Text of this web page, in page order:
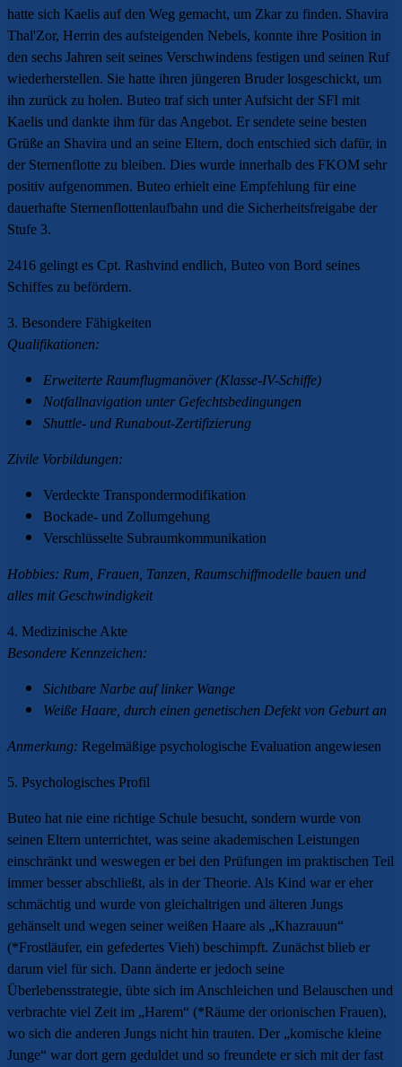
hatte sich Kaelis auf den Weg gemacht, um Zkar zu finden. Shavira
Thal'Zor, Herrin des aufsteigenden Nebels, konnte ihre Position in
den sechs Jahren seit seines Verschwindens festigen und seinen Ruf
wiederherstellen. Sie hatte ihren jüngeren Bruder losgeschickt, um
ihn zurück zu holen. Buteo traf sich unter Aufsicht der SFI mit
Kaelis und dankte ihm für das Angebot. Er sendete seine besten
Grüße an Shavira und an seine Eltern, doch entschied sich dafür, in
der Sternenflotte zu bleiben. Dies wurde innerhalb des FKOM sehr
positiv aufgenommen. Buteo erhielt eine Empfehlung für eine
dauerhafte Sternenflottenlaufbahn und die Sicherheitsfreigabe der
Stufe 3.
2416 gelingt es Cpt. Rashvind endlich, Buteo von Bord seines
Schiffes zu befördern.
3. Besondere Fähigkeiten
Qualifikationen:
Erweiterte Raumflugmanöver (Klasse-IV-Schiffe)
Notfallnavigation unter Gefechtsbedingungen
Shuttle- und Runabout-Zertifizierung
Zivile Vorbildungen:
Verdeckte Transpondermodifikation
Bockade- und Zollumgehung
Verschlüsselte Subraumkommunikation
Hobbies: Rum, Frauen, Tanzen, Raumschiffmodelle bauen und
alles mit Geschwindigkeit
4. Medizinische Akte
Besondere Kennzeichen:
Sichtbare Narbe auf linker Wange
Weiße Haare, durch einen genetischen Defekt von Geburt an
Anmerkung: Regelmäßige psychologische Evaluation angewiesen
5. Psychologisches Profil
Buteo hat nie eine richtige Schule besucht, sondern wurde von
seinen Eltern unterrichtet, was seine akademischen Leistungen
einschränkt und weswegen er bei den Prüfungen im praktischen Teil
immer besser abschließt, als in der Theorie. Als Kind war er eher
schmächtig und wurde von gleichaltrigen und älteren Jungs
gehänselt und wegen seiner weißen Haare als „Khazrauun“
(*Frostläufer, ein gefedertes Vieh) beschimpft. Zunächst blieb er
darum viel für sich. Dann änderte er jedoch seine
Überlebensstrategie, übte sich im Anschleichen und Belauschen und
verbrachte viel Zeit im „Harem“ (*Räume der orionischen Frauen),
wo sich die anderen Jungs nicht hin trauten. Der „komische kleine
Junge“ war dort gern geduldet und so freundete er sich mit der fast